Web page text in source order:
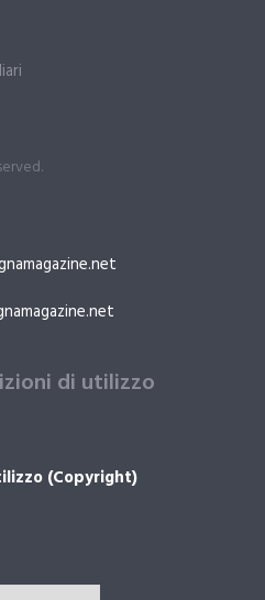
di utilizzo
(Copyright)